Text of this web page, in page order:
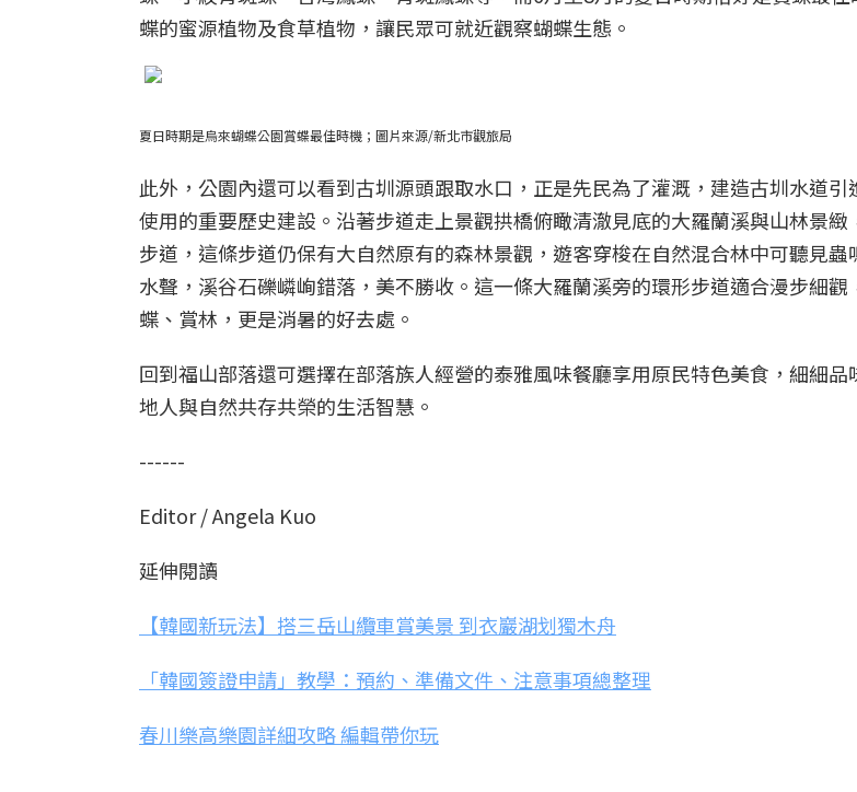
蝶的蜜源植物及食草植物，讓民眾可就近觀察蝴蝶生態。
夏日時期是烏來蝴蝶公園賞蝶最佳時機；圖片來源/新北市觀旅局
此外，公園內還可以看到古圳源頭跟取水口，正是先民為了灌溉，建造古圳水道引
使用的重要歷史建設。沿著步道走上景觀拱橋俯瞰清澈見底的大羅蘭溪與山林景緻
步道，這條步道仍保有大自然原有的森林景觀，遊客穿梭在自然混合林中可聽見
水聲，溪谷石礫嶙峋錯落，美不勝收。這一條大羅蘭溪旁的環形步道適合漫步細觀
蝶、賞林，更是消暑的好去處。
回到福山部落還可選擇在部落族人經營的泰雅風味餐廳享用原民特色美食，細細
地人與自然共存共榮的生活智慧。
------
Editor / Angela Kuo
延伸閱讀
【韓國新玩法】搭三岳山纜車賞美景 到衣巖湖划獨木舟
「韓國簽證申請」教學：預約、準備文件、注意事項總整理
春川樂高樂園詳細攻略 編輯帶你玩